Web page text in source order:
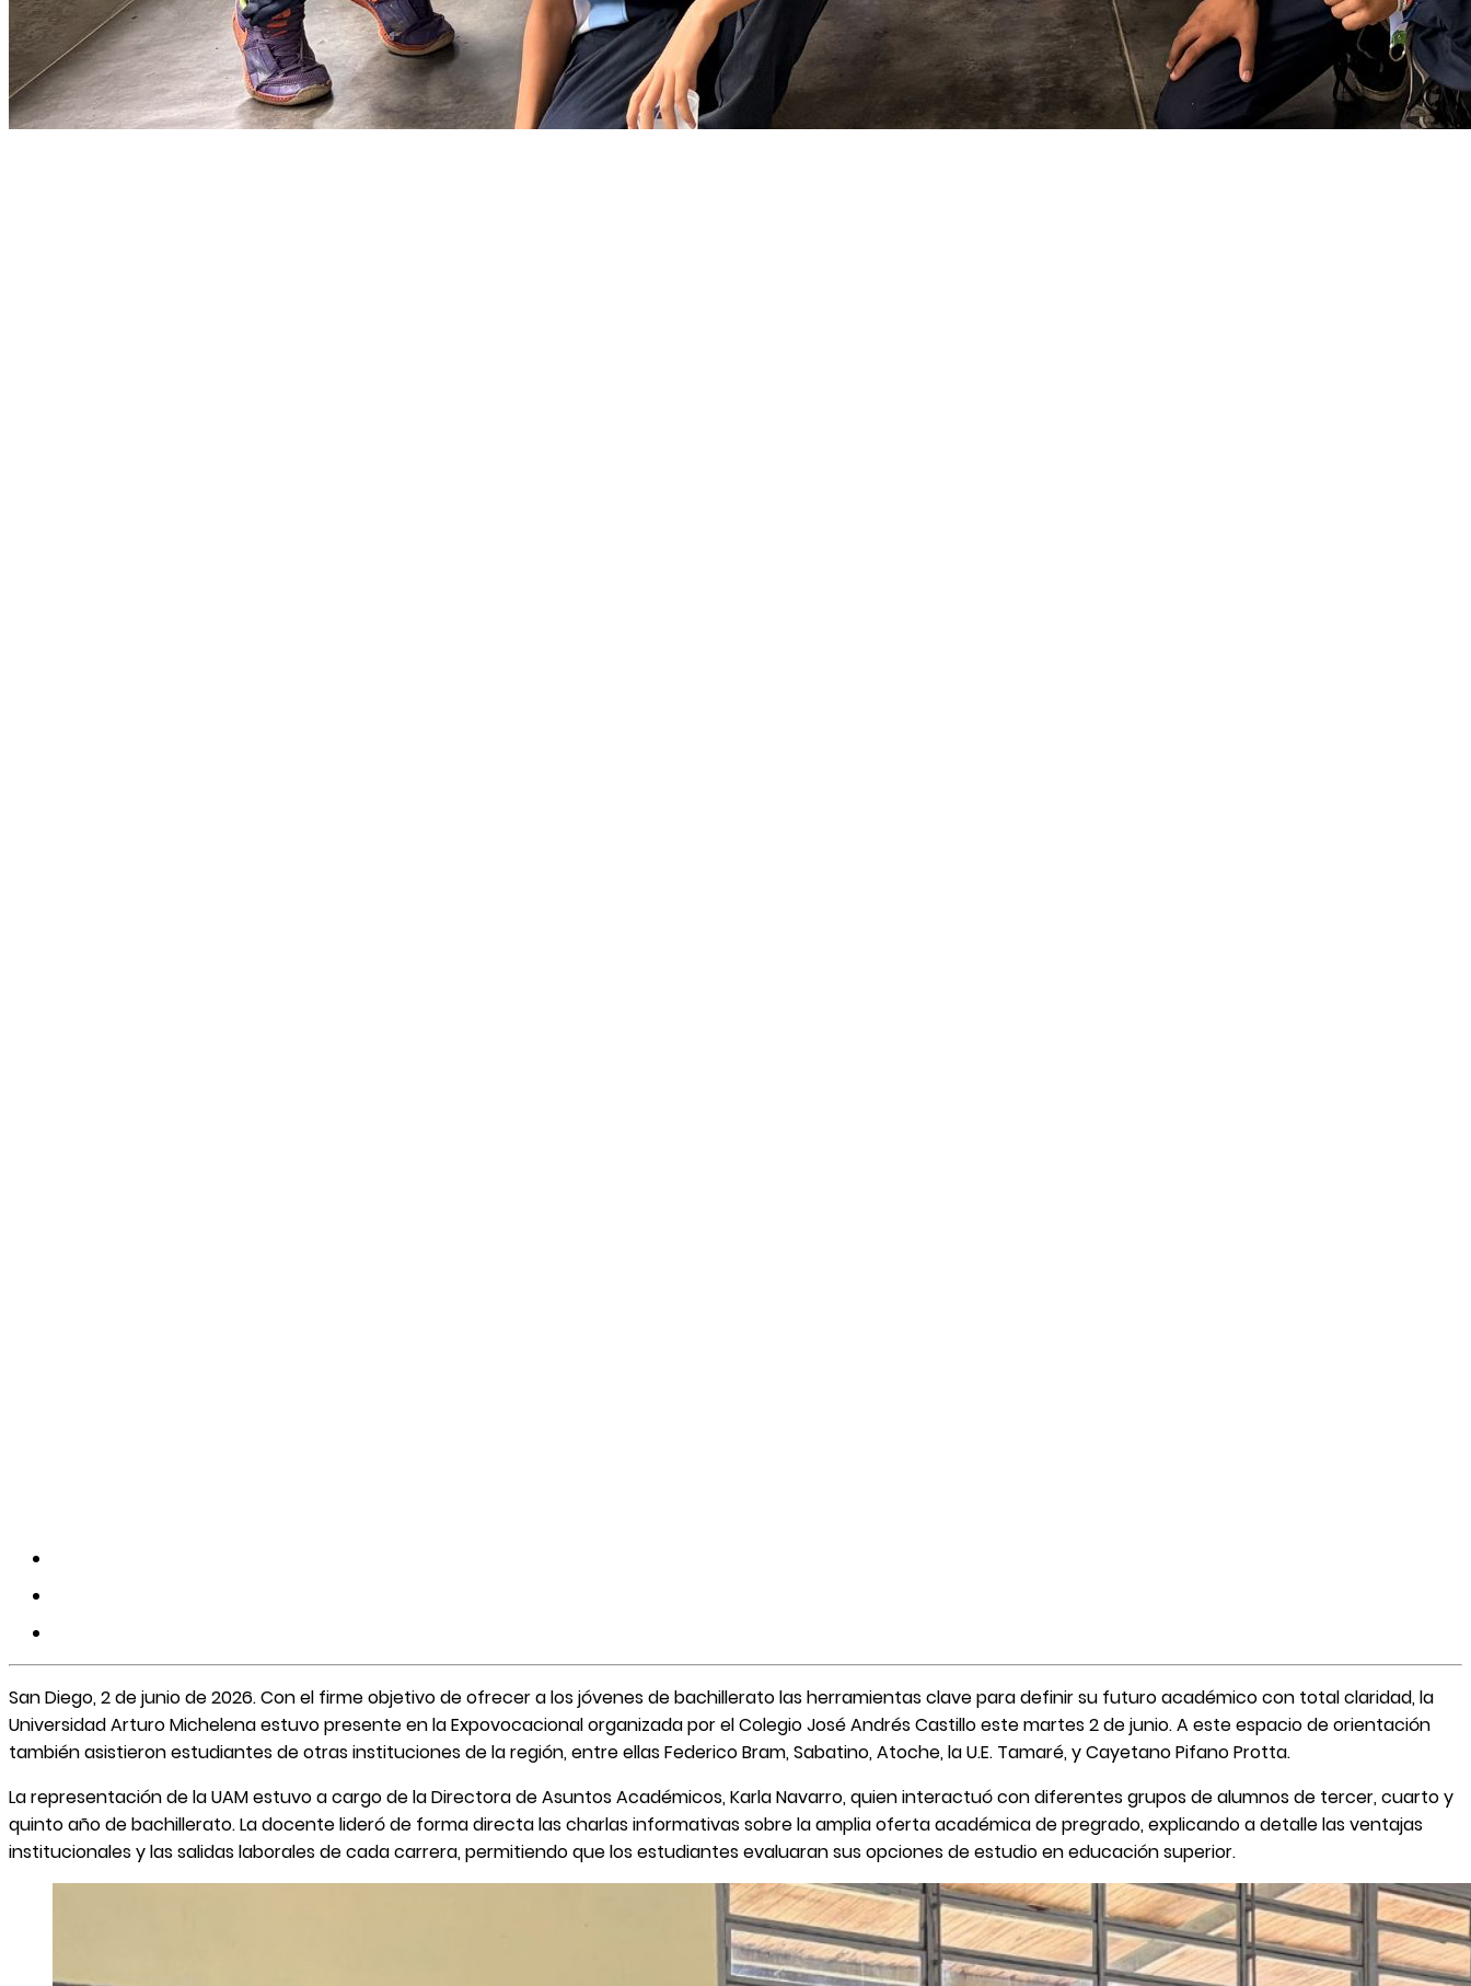
San Diego, 2 de junio de 2026. Con el firme objetivo de ofrecer a los jóvenes de bachillerato las herramientas clave para definir su futuro académico con total claridad, la
Universidad Arturo Michelena estuvo presente en la Expovocacional organizada por el Colegio José Andrés Castillo este martes 2 de junio. A este espacio de orientación
también asistieron estudiantes de otras instituciones de la región, entre ellas Federico Bram, Sabatino, Atoche, la U.E. Tamaré, y Cayetano Pifano Protta.
La representación de la UAM estuvo a cargo de la Directora de Asuntos Académicos, Karla Navarro, quien interactuó con diferentes grupos de alumnos de tercer, cuarto y
quinto año de bachillerato. La docente lideró de forma directa las charlas informativas sobre la amplia oferta académica de pregrado, explicando a detalle las ventajas
institucionales y las salidas laborales de cada carrera, permitiendo que los estudiantes evaluaran sus opciones de estudio en educación superior.